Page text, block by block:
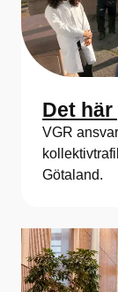
Det här
VGR
Götaland.